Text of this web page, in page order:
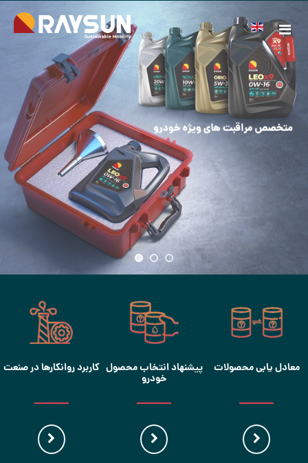
معادل یابی محصولات پیشنهاد انتخاب محصول
خودرو
کاربرد روانکارها در صنعت